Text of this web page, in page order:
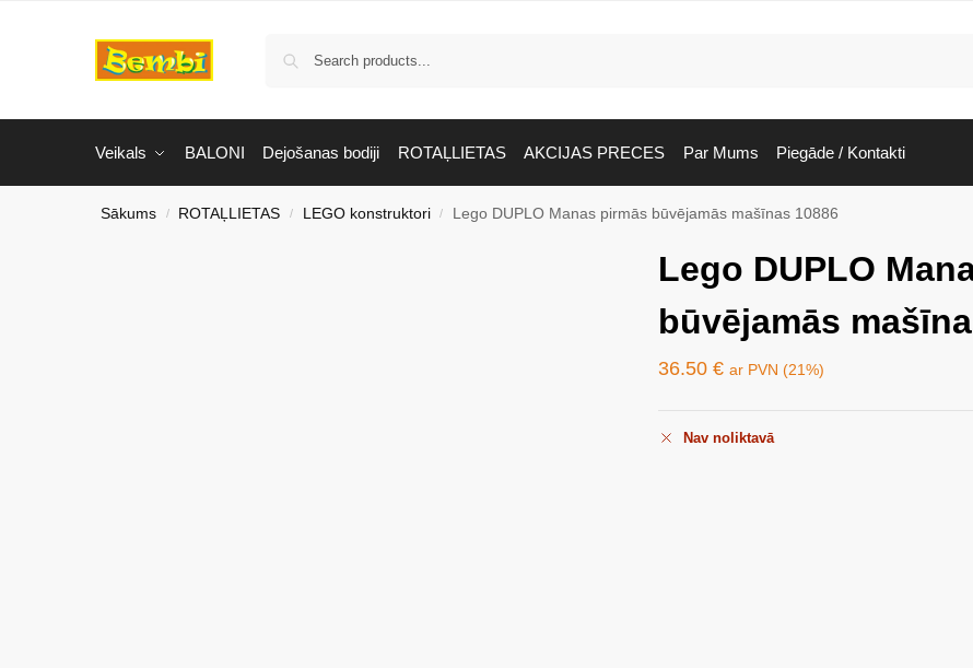
Veikals BALONI Dejošanas bodiji ROTAĻLIETAS AKCIJAS PRECES Par Mums Piegāde / Kontakti
Sākums / ROTAĻLIETAS / LEGO konstruktori / Lego DUPLO Manas pirmās būvējamās mašīnas 10886
Lego DUPLO
būvējamās
36.50 € ar PVN (21%)
Nav noliktavā